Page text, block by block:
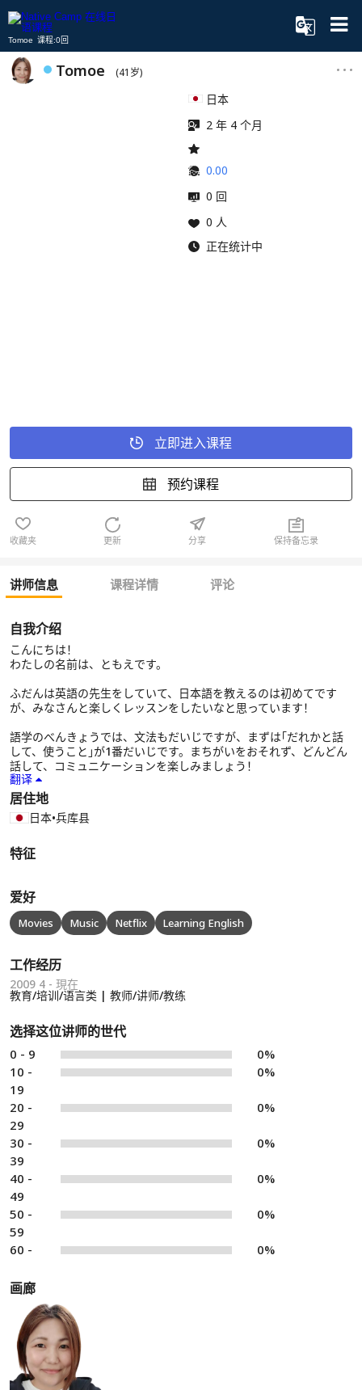
Tomoe 课程:0回
Tomoe (41岁)
日本
2 年 4 个月
0.00
0 回
0 人
正在统计中
立即进入课程
预约课程
收藏夹 更新 分享 保持备忘录
讲师信息 课程详情 评论
自我介绍
こんにちは！
わたしの名前は、ともえです。
ふだんは英語の先生をしていて、日本語を教えるのは初めてです
が、みなさんと楽しくレッスンをしたいなと思っています！
語学のべんきょうでは、文法もだいじですが、まずは｢だれかと話
して、使うこと｣が1番だいじです。まちがいをおそれず、どんどん
話して、コミュニケーションを楽しみましょう！
翻译
居住地
日本•兵库县
特征
爱好
Movies Music Netflix Learning English
工作经历
2009 4 - 現在
教育/培训/语言类 | 教师/讲师/教练
选择这位讲师的世代
0 - 9
0%
10 -
19
0%
20 -
29
0%
30 -
39
0%
40 -
49
0%
50 -
59
0%
60 - 0%
画廊